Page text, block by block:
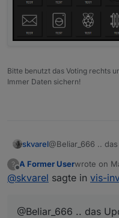
Bitte benutzt das Voting rechts
Immer Daten sichern!
skvarel@Beliar_666 ..
?
Offline
A Former Userwrote on
last edited
@skvarel sagte in vis-
@Beliar_666 .. das